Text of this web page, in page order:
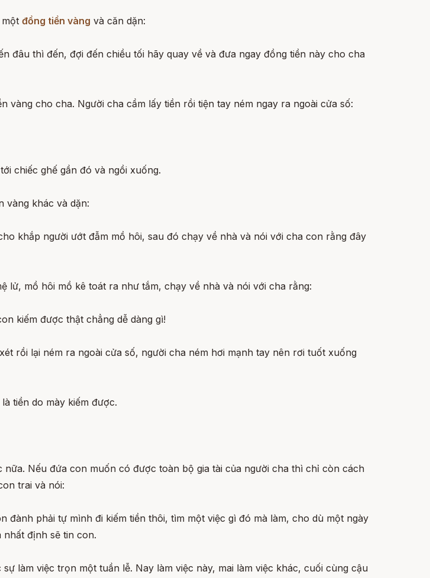
đồng tiền vàng và căn dặn:
đâu thì đến, đợi đến chiều tối hãy quay về và đưa ngay đồng tiền này cho cha
cho cha. Người cha cầm lấy tiền rồi tiện tay ném ngay ra ngoài cửa số:
chiếc ghế gần đó và ngồi xuống.
vàng khác và dặn:
khắp người ướt đẫm mồ hôi, sau đó chạy về nhà và nói với cha con rằng đây
lử, mồ hôi mồ kê toát ra như tắm, chạy về nhà và nói với cha rằng:
kiếm được thật chẳng dễ dàng gì!
rồi lại ném ra ngoài cửa số, người cha ném hơi mạnh tay nên rơi tuốt xuống
tiền do mày kiếm được.
Nếu đứa con muốn có được toàn bộ gia tài của người cha thì chỉ còn cách
trai và nói:
phải tự mình đi kiếm tiền thôi, tìm một việc gì đó mà làm, cho dù một ngày
định sẽ tin con.
làm việc trọn một tuần lễ. Nay làm việc này, mai làm việc khác, cuối cùng cậu